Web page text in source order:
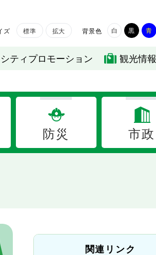
ズ 標準 拡大 背景色 白 黒 青
シティプロモーション 観光情報
防災 市政
関連リンク